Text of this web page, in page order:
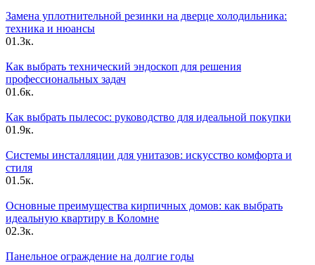
Замена уплотнительной резинки на дверце холодильника:
техника и нюансы
01.3к.
Как выбрать технический эндоскоп для решения
профессиональных задач
01.6к.
Как выбрать пылесос: руководство для идеальной покупки
01.9к.
Системы инсталляции для унитазов: искусство комфорта и
стиля
01.5к.
Основные преимущества кирпичных домов: как выбрать
идеальную квартиру в Коломне
02.3к.
Панельное ограждение на долгие годы